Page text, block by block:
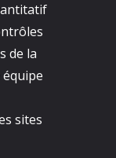
de la
équipe
sites